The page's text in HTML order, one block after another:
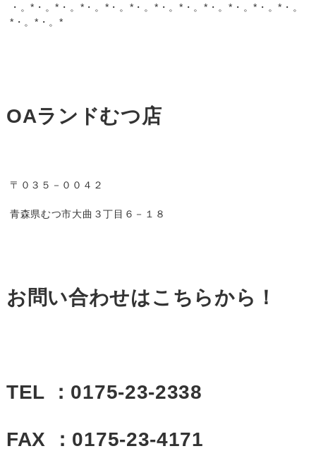
・。*・。*・。*・。*・。*・。*・。*・。*・。*・。*・。*・。
*・。*・。*
OAランドむつ店
〒０３５－００４２
青森県むつ市大曲３丁目６－１８
お問い合わせはこちらから！
TEL ：0175-23-2338
FAX ：0175-23-4171